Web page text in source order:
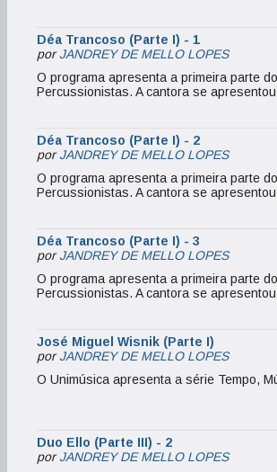
Déa Trancoso (Parte I) - 1
porJANDREY DE MELLO LOPES
O programa apresenta a primeira parte
Percussionistas. A cantora se
Déa Trancoso (Parte I) - 2
porJANDREY DE MELLO LOPES
O programa apresenta a primeira parte
Percussionistas. A cantora se
Déa Trancoso (Parte I) - 3
porJANDREY DE MELLO LOPES
O programa apresenta a primeira parte
Percussionistas. A cantora se
José Miguel Wisnik (Parte I)
porJANDREY DE MELLO LOPES
O Unimúsica apresenta a série Tempo,
Duo Ello (Parte III) - 2
porJANDREY DE MELLO LOPES